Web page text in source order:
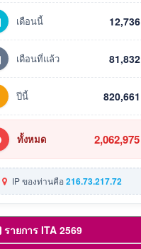
เดือนนี้ 12,736
เดือนที่แล้ว 81,832
ปีนี้ 820,661
ทั้งหมด 2,062,975
IP ของท่านคือ216.73.217.72
รายการ ITA 2569